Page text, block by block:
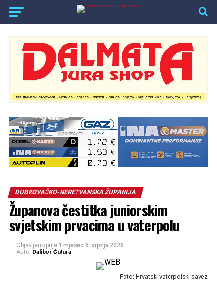
DUBROVAČKO-NERETVANSKA ŽUPANIJA
Županova čestitka juniorskim
svjetskim prvacima u vaterpolu
Objavljeno prije 1 mjesec 6. srpnja 2026.
Autor Dalibor Čutura
Foto: Hrvatski vaterpolski savez